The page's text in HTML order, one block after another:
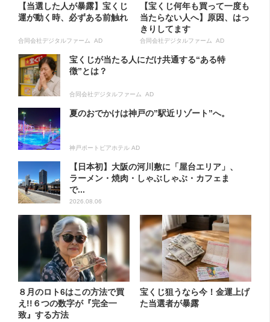
【当選した人が暴露】宝くじ
運が動く時、必ずある前触れ
合同会社デジタルファーム AD
【宝くじ何年も買って一度も
当たらない人へ】原因、はっ
きりしてます
合同会社デジタルファーム AD
宝くじが当たる人にだけ共通する“ある特
徴”とは？
合同会社デジタルファーム AD
夏のおでかけは神戸の”駅近リゾート”へ。
神戸ポートピアホテル AD
【日本初】大阪の河川敷に「屋台エリア」、
ラーメン・焼肉・しゃぶしゃぶ・カフェま
で...
2026.08.06
８月のロト6はこの方法で買
え!!６つの数字が『完全一
致』する方法
宝くじ狙うなら今！金運上げ
た当選者が暴露